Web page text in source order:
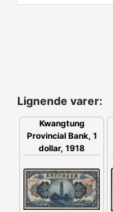
Lignende varer:
Kwangtung
Provincial Bank, 1
dollar, 1918